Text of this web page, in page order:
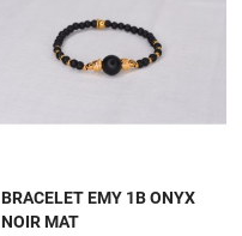
BRACELET EMY 1B ONYX
NOIR MAT